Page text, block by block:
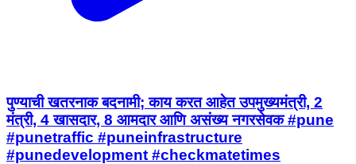
पुण्याची खतरनाक बदनामी; काय करत आहेत उपमुख्यमंत्री, 2
मंत्री, 4 खासदार, 8 आमदार आणि असंख्य नगरसेवक #pune
#punetraffic #puneinfrastructure
#punedevelopment #checkmatetimes